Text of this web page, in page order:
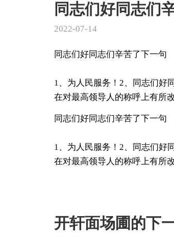
同志们好同志们
2022-07-14
同志们好同志们辛苦了下一句
1、为人民服务！2、同志们好
在对最高领导人的称呼上有所
同志们好同志们辛苦了下一句
1、为人民服务！2、同志们好
在对最高领导人的称呼上有所
开轩面场圃的下